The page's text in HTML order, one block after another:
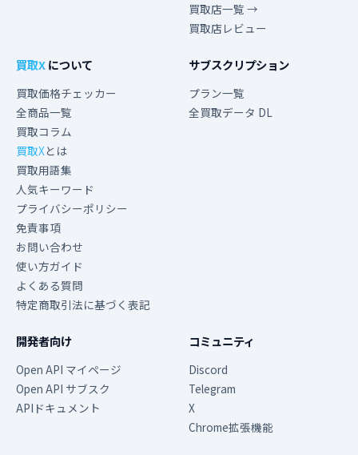
買取店一覧 →
買取店レビュー
買取Xについて
買取価格チェッカー
全商品一覧
買取コラム
買取Xとは
買取用語集
人気キーワード
プライバシーポリシー
免責事項
お問い合わせ
使い方ガイド
よくある質問
特定商取引法に基づく表記
サブスクリプション
プラン一覧
全買取データ DL
開発者向け
Open API マイページ
Open API サブスク
APIドキュメント
コミュニティ
Discord
Telegram
X
Chrome拡張機能